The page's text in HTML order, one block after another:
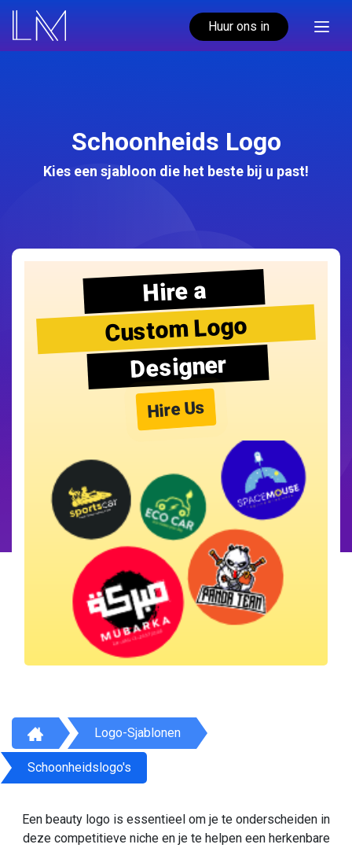
Huur ons in
Schoonheids Logo
Kies een sjabloon die het beste bij u past!
Hire a
Custom Logo
Designer
Hire Us
Logo-Sjablonen
Schoonheidslogo's
Een beauty logo is essentieel om je te onderscheiden in
deze competitieve niche en je te helpen een herkenbare